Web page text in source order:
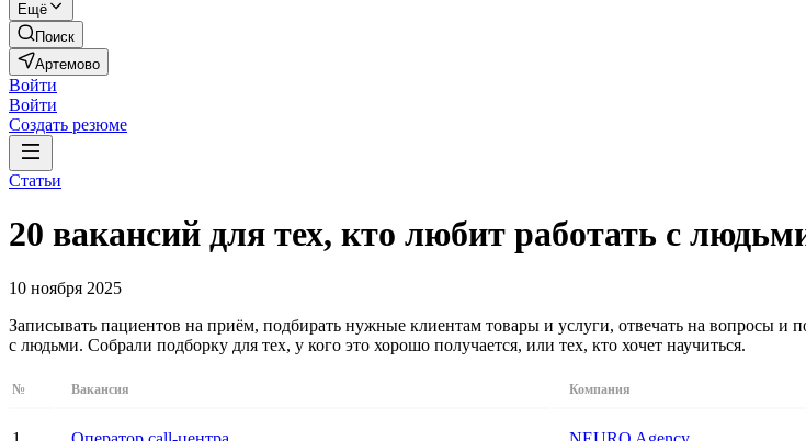
Ещё
Поиск
Артемово
Войти
Войти
Создать резюме
Статьи
20 вакансий для тех, кто любит работать с
10 ноября 2025
Записывать пациентов на приём, подбирать нужные клиентам товары и услуги, отвечать на вопросы
с людьми. Собрали подборку для тех, у кого это хорошо получается, или тех, кто хочет научиться.
№ Вакансия Компания